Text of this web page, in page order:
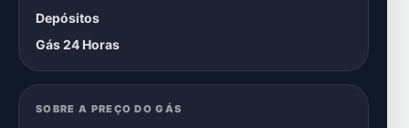
Depósitos
Gás 24 Horas
SOBRE A PREÇO DO GÁS